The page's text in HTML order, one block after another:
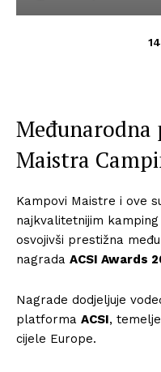
Međunarodna
Maistra
Kampovi Maistre i ove
najkvalitetnijim
osvojivši prestižna
nagrada ACSI Awards
Nagrade dodjeljuje
platforma ACSI,
cijele Europe.